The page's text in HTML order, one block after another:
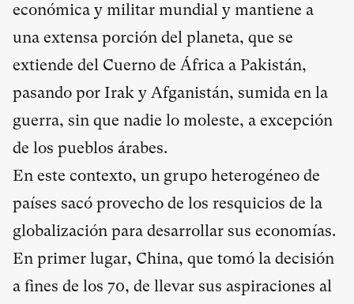
económica y militar mundial y mantiene a
una extensa porción del planeta, que se
extiende del Cuerno de África a Pakistán,
pasando por Irak y Afganistán, sumida en la
guerra, sin que nadie lo moleste, a excepción
de los pueblos árabes.
En este contexto, un grupo heterogéneo de
países sacó provecho de los resquicios de la
globalización para desarrollar sus economías.
En primer lugar, China, que tomó la decisión
a fines de los 70, de llevar sus aspiraciones al